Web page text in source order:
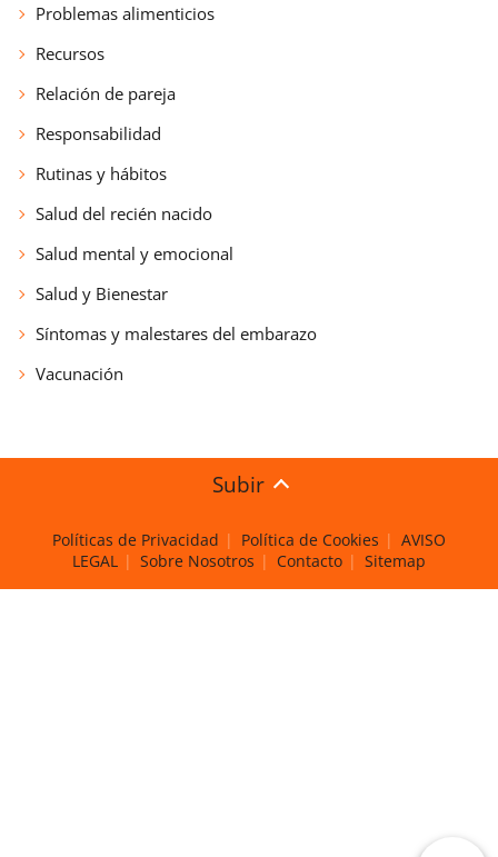
Problemas alimenticios
Recursos
Relación de pareja
Responsabilidad
Rutinas y hábitos
Salud del recién nacido
Salud mental y emocional
Salud y Bienestar
Síntomas y malestares del embarazo
Vacunación
Subir
Políticas de Privacidad Política de Cookies
AVISO
LEGAL
Sobre Nosotros Contacto Sitemap